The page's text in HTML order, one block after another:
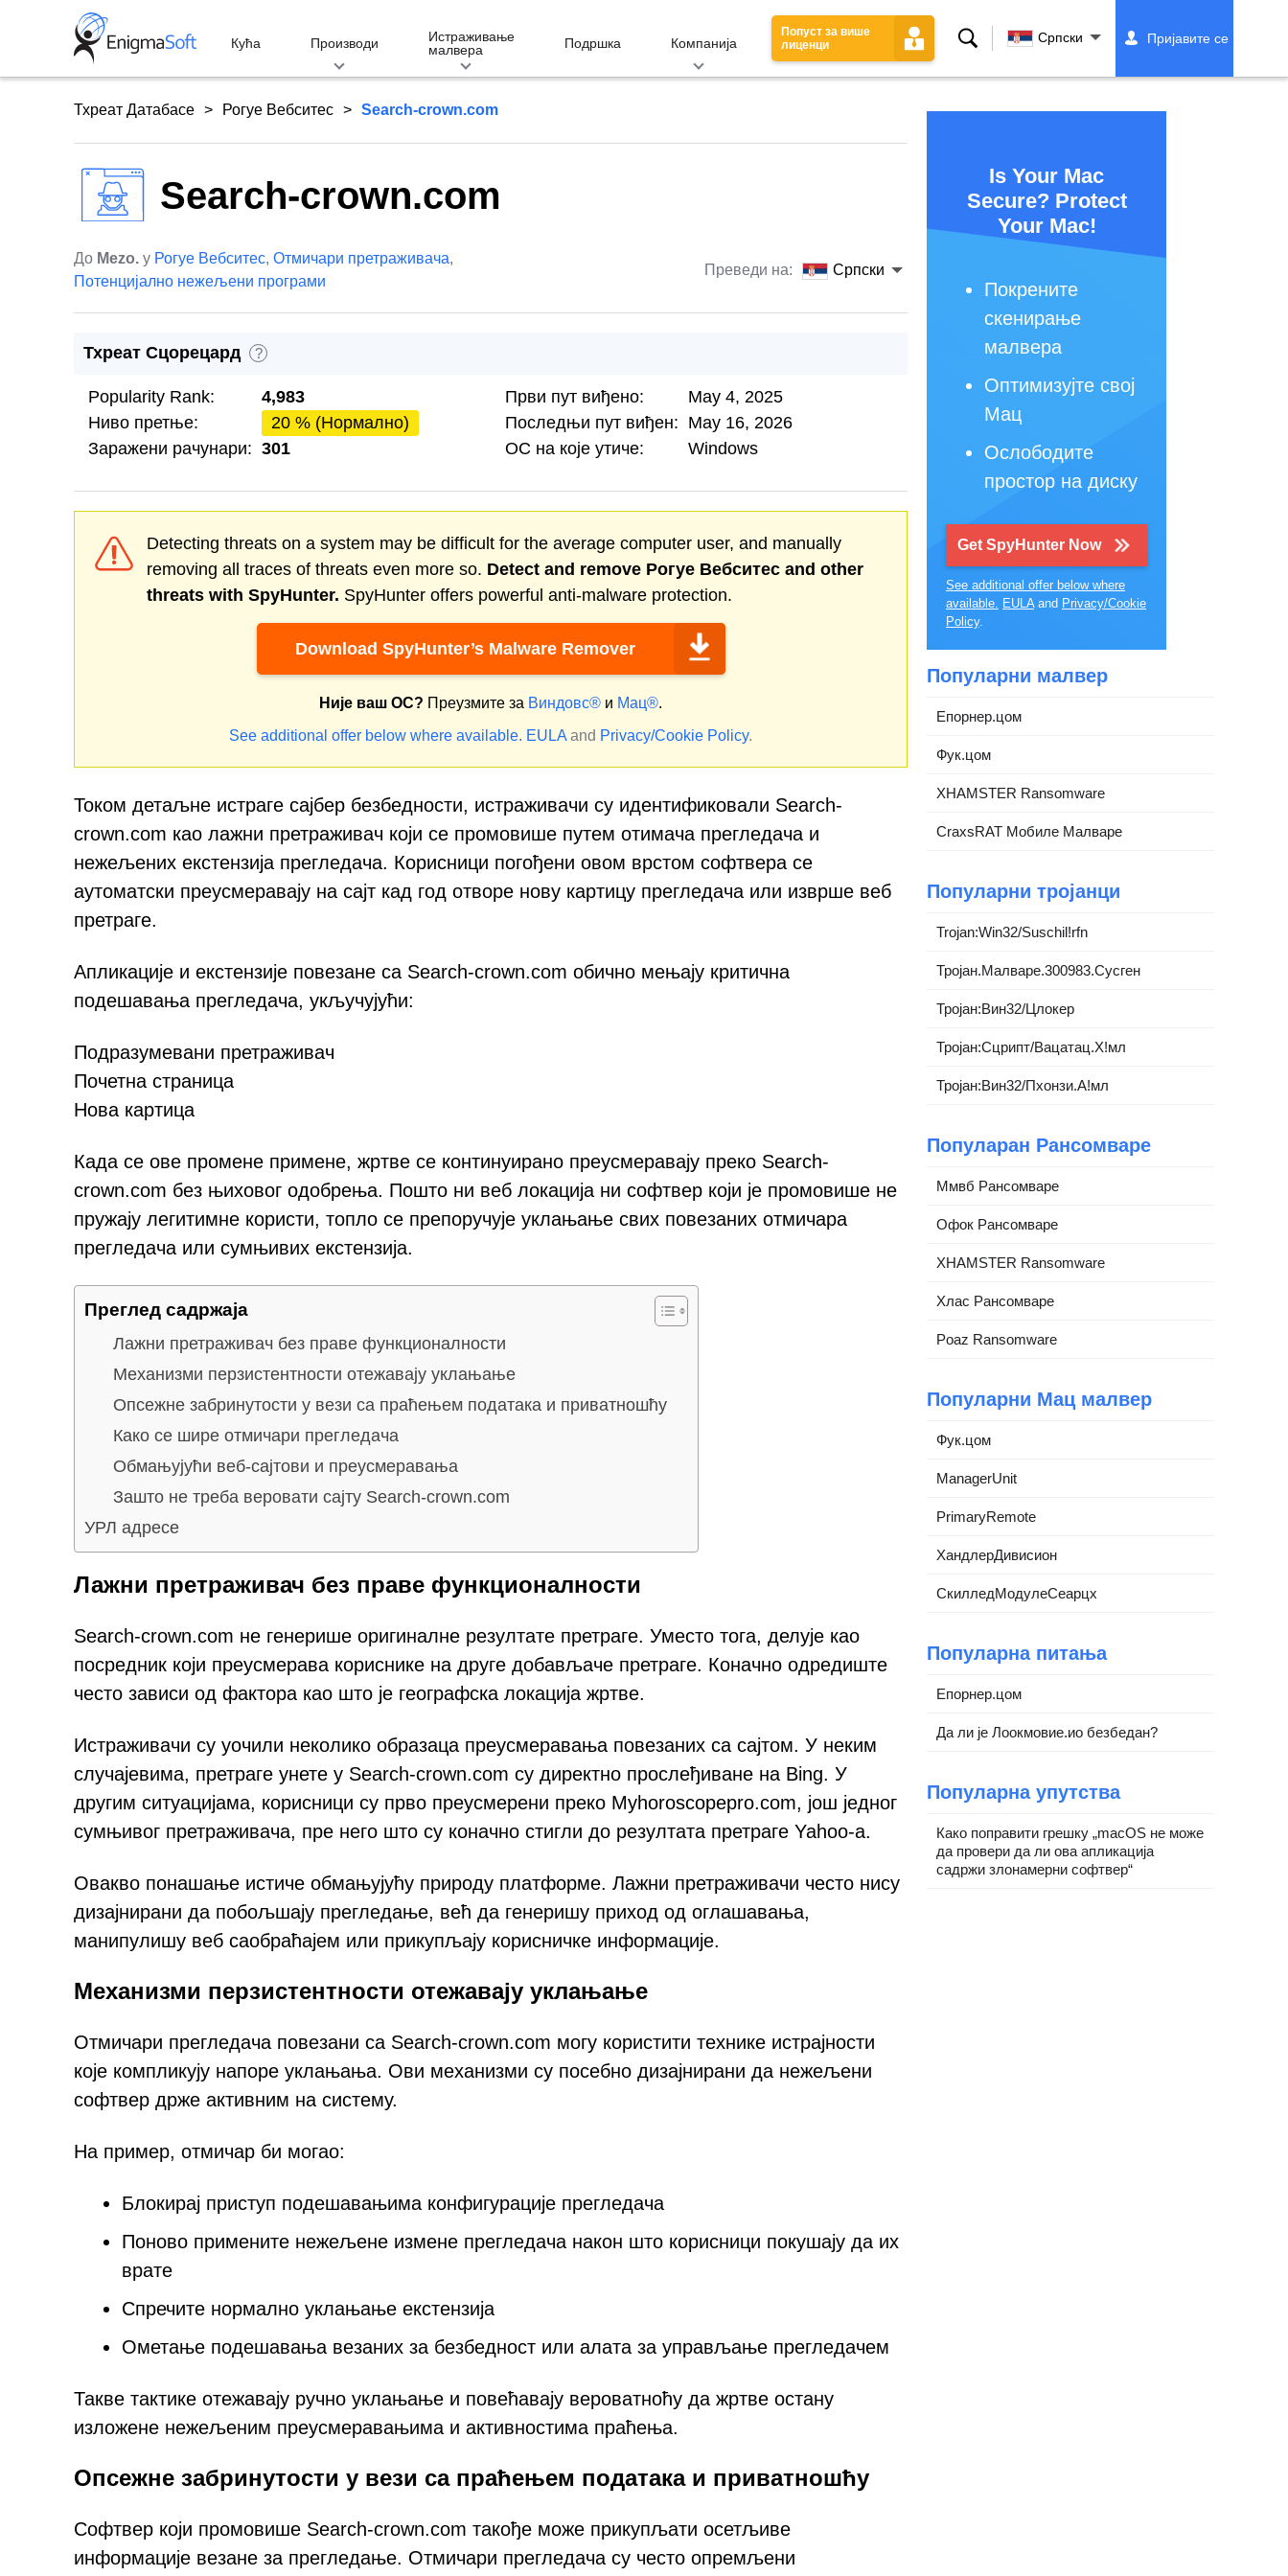
Кућа Производи
Истраживање
малвера
Подршка Компанија
Попуст за више
лиценци
Претрага Српски Пријавите се
Тхреат Датабасе Рогуе Вебситес Search-crown.com
Search-crown.com
До Mezo. у Рогуе Вебситес, Отмичари претраживача,
Потенцијално нежељени програми
Преведи на: Српски
Тхреат Сцорецард ?
Popularity Rank:
4,983
Ниво претње:
20 % (Нормално)
Заражени рачунари: 301
Први пут виђено:
May 4, 2025
Последњи пут виђен: May 16, 2026
ОС на које утиче:
Windows
Detecting threats on a system may be difficult for the average computer user, and manually
removing all traces of threats even more so. Detect and remove Рогуе Вебситес and other
threats with SpyHunter. SpyHunter offers powerful anti-malware protection.
Download SpyHunter’s Malware Remover
Није ваш ОС? Преузмите за Виндовс® и Мац®.
See additional offer below where available. EULA and Privacy/Cookie Policy.
Током детаљне истраге сајбер безбедности, истраживачи су идентификовали Search-
crown.com као лажни претраживач који се промовише путем отимача прегледача и
нежељених екстензија прегледача. Корисници погођени овом врстом софтвера се
аутоматски преусмеравају на сајт кад год отворе нову картицу прегледача или изврше веб
претраге.
Апликације и екстензије повезане са Search-crown.com обично мењају критична
подешавања прегледача, укључујући:
Подразумевани претраживач
Почетна страница
Нова картица
Када се ове промене примене, жртве се континуирано преусмеравају преко Search-
crown.com без њиховог одобрења. Пошто ни веб локација ни софтвер који је промовише не
пружају легитимне користи, топло се препоручује уклањање свих повезаних отмичара
прегледача или сумњивих екстензија.
Преглед садржаја
Лажни претраживач без праве функционалности
Механизми перзистентности отежавају уклањање
Опсежне забринутости у вези са праћењем података и приватношћу
Како се шире отмичари прегледача
Обмањујући веб-сајтови и преусмеравања
Зашто не треба веровати сајту Search-crown.com
УРЛ адресе
Лажни претраживач без праве функционалности
Search-crown.com не генерише оригиналне резултате претраге. Уместо тога, делује као
посредник који преусмерава кориснике на друге добављаче претраге. Коначно одредиште
често зависи од фактора као што је географска локација жртве.
Истраживачи су уочили неколико образаца преусмеравања повезаних са сајтом. У неким
случајевима, претраге унете у Search-crown.com су директно прослеђиване на Bing. У
другим ситуацијама, корисници су прво преусмерени преко Myhoroscopepro.com, још једног
сумњивог претраживача, пре него што су коначно стигли до резултата претраге Yahoo-а.
Овакво понашање истиче обмањујућу природу платформе. Лажни претраживачи често нису
дизајнирани да побољшају прегледање, већ да генеришу приход од оглашавања,
манипулишу веб саобраћајем или прикупљају корисничке информације.
Механизми перзистентности отежавају уклањање
Отмичари прегледача повезани са Search-crown.com могу користити технике истрајности
које компликују напоре уклањања. Ови механизми су посебно дизајнирани да нежељени
софтвер држе активним на систему.
На пример, отмичар би могао:
Блокирај приступ подешавањима конфигурације прегледача
Поново примените нежељене измене прегледача након што корисници покушају да их
врате
Спречите нормално уклањање екстензија
Ометање подешавања везаних за безбедност или алата за управљање прегледачем
Такве тактике отежавају ручно уклањање и повећавају вероватноћу да жртве остану
изложене нежељеним преусмеравањима и активностима праћења.
Опсежне забринутости у вези са праћењем података и приватношћу
Софтвер који промовише Search-crown.com такође може прикупљати осетљиве
информације везане за прегледање. Отмичари прегледача су често опремљени
Is Your Mac
Secure? Protect
Your Mac!
Покрените
скенирање
малвера
Оптимизујте свој
Мац
Ослободите
простор на диску
Get SpyHunter Now
See additional offer below where
available. EULAand Privacy/Cookie
Policy.
Популарни малвер
Епорнер.цом
Фук.цом
XHAMSTER Ransomware
CraxsRAT Мобиле Малваре
Популарни тројанци
Trojan:Win32/Suschil!rfn
Тројан.Малваре.300983.Сусген
Тројан:Вин32/Цлокер
Тројан:Сцрипт/Вацатац.Х!мл
Тројан:Вин32/Пхонзи.А!мл
Популаран Рансомваре
Ммвб Рансомваре
Офок Рансомваре
XHAMSTER Ransomware
Хлас Рансомваре
Poaz Ransomware
Популарни Мац малвер
Фук.цом
ManagerUnit
PrimaryRemote
ХандлерДивисион
СкилледМодулеСеарцх
Популарна питања
Епорнер.цом
Да ли је Лоокмовие.ио безбедан?
Популарна упутства
Како поправити грешку „macOS не може
да провери да ли ова апликација
садржи злонамерни софтвер“